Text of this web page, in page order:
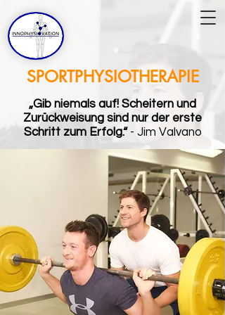
SPORTPHYSIOTHERAPIE
„Gib niemals auf! Scheitern und
Zurückweisung sind nur der erste
Schritt zum Erfolg.“ - Jim Valvano